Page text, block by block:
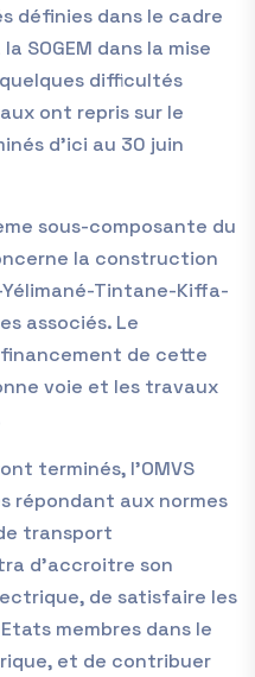
définies dans le cadre
SOGEM dans la mise
difficultés
ont repris sur le
d’ici au 30 juin
sous-composante du
la construction
Yélimané-Tintane-Kiffa-
associés. Le
de cette
voie et les travaux
terminés, l’OMVS
répondant aux normes
transport
d’accroitre son
de satisfaire les
membres dans le
et de contribuer